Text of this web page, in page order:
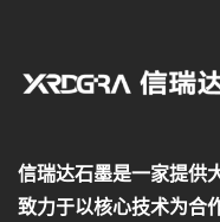
信瑞达石墨是一家提供
致力于以核心技术为合